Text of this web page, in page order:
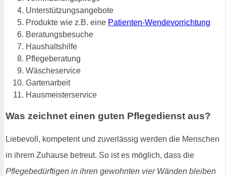
Unterstützungsangebote
Produkte wie z.B. eine Patienten-Wendevorrichtung
Beratungsbesuche
Haushaltshilfe
Pflegeberatung
Wäscheservice
Gartenarbeit
Hausmeisterservice
Was zeichnet einen guten Pflegedienst aus?
Liebevoll, kompetent und zuverlässig werden die Menschen
in ihrem Zuhause betreut. So ist es möglich, dass die
Pflegebedürftigen in ihren gewohnten vier Wänden bleiben